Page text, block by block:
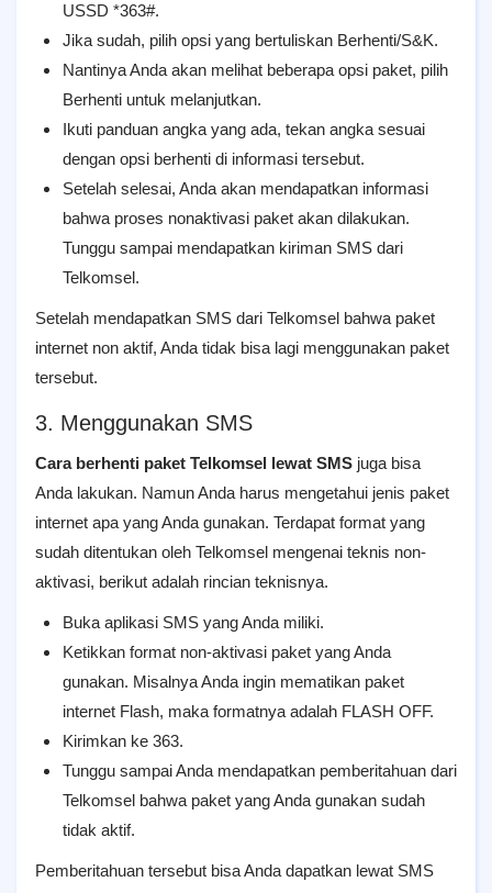
USSD *363#.
Jika sudah, pilih opsi yang bertuliskan Berhenti/S&K.
Nantinya Anda akan melihat beberapa opsi paket, pilih
Berhenti untuk melanjutkan.
Ikuti panduan angka yang ada, tekan angka sesuai
dengan opsi berhenti di informasi tersebut.
Setelah selesai, Anda akan mendapatkan informasi
bahwa proses nonaktivasi paket akan dilakukan.
Tunggu sampai mendapatkan kiriman SMS dari
Telkomsel.
Setelah mendapatkan SMS dari Telkomsel bahwa paket
internet non aktif, Anda tidak bisa lagi menggunakan paket
tersebut.
3. Menggunakan SMS
Cara berhenti paket Telkomsel lewat SMS juga bisa
Anda lakukan. Namun Anda harus mengetahui jenis paket
internet apa yang Anda gunakan. Terdapat format yang
sudah ditentukan oleh Telkomsel mengenai teknis non-
aktivasi, berikut adalah rincian teknisnya.
Buka aplikasi SMS yang Anda miliki.
Ketikkan format non-aktivasi paket yang Anda
gunakan. Misalnya Anda ingin mematikan paket
internet Flash, maka formatnya adalah FLASH OFF.
Kirimkan ke 363.
Tunggu sampai Anda mendapatkan pemberitahuan dari
Telkomsel bahwa paket yang Anda gunakan sudah
tidak aktif.
Pemberitahuan tersebut bisa Anda dapatkan lewat SMS